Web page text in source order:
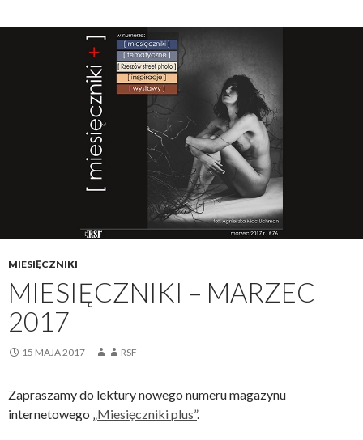
MIESIĘCZNIKI
MIESIĘCZNIKI – MARZEC
2017
15 MAJA 2017 RSF
Zapraszamy do lektury nowego numeru magazynu
internetowego „Miesięczniki plus”.